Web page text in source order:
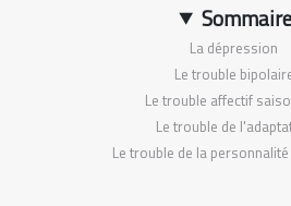
Sommaire
La dépression
Le trouble
Le trouble affectif
Le trouble de
Le trouble de la